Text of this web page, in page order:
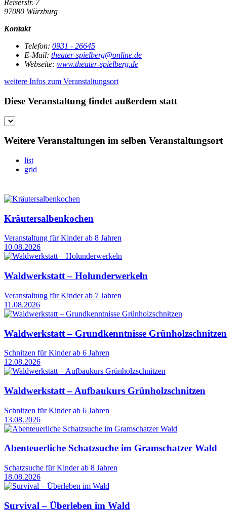
Reiserstr. 7
97080 Würzburg
Kontakt
Telefon: 0931 - 26645
E-Mail: theater-spielberg@online.de
Webseite: www.theater-spielberg.de
weitere Infos zum Veranstaltungsort
Diese Veranstaltung findet außerdem statt
Weitere Veranstaltungen im selben Veranstaltungsort
list
grid
Kräutersalbenkochen
Veranstaltung für Kinder ab 8 Jahren
10.08.2026
Waldwerkstatt – Holunderwerkeln
Veranstaltung für Kinder ab 7 Jahren
11.08.2026
Waldwerkstatt – Grundkenntnisse Grünholzschnitzen
Schnitzen für Kinder ab 6 Jahren
12.08.2026
Waldwerkstatt – Aufbaukurs Grünholzschnitzen
Schnitzen für Kinder ab 6 Jahren
13.08.2026
Abenteuerliche Schatzsuche im Gramschatzer Wald
Schatzsuche für Kinder ab 8 Jahren
18.08.2026
Survival – Überleben im Wald